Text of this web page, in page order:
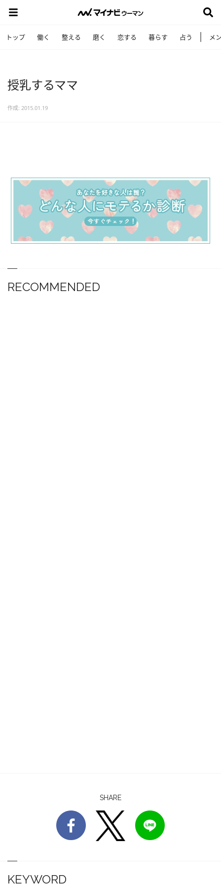
トップ 働く 整える 磨く 恋する 暮らす 占う メ
授乳するママ
作成: 2015.01.19
RECOMMENDED
SHARE
KEYWORD